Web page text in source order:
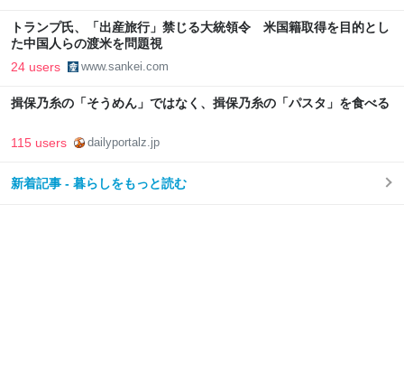
トランプ氏、「出産旅行」禁じる大統領令 米国籍取得を目的とし
た中国人らの渡米を問題視
24 users www.sankei.com
揖保乃糸の「そうめん」ではなく、揖保乃糸の「パスタ」を食べる
115 users dailyportalz.jp
新着記事 - 暮らしをもっと読む